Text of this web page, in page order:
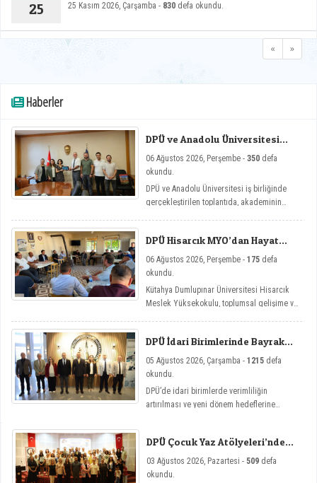
25 25 Kasım 2026, Çarşamba - 830 defa okundu.
« »
Haberler
DPÜ ve Anadolu Üniversitesi
Toplantısı
06 Ağustos 2026, Perşembe - 350 defa
okundu.
DPÜ ve Anadolu Üniversitesi iş birliğinde
gerçekleştirilen toplantıda, akademinin
DPÜ Hisarcık MYO’dan Hayat
06 Ağustos 2026, Perşembe - 175 defa
okundu.
Kütahya Dumlupınar Üniversitesi Hisarcık
Meslek Yüksekokulu, toplumsal gelişime ve
Sohbetler etkinlik serisi kapsamında dört
önemli söyleşiye imza attı.
DPÜ İdari Birimlerinde Bayrak
05 Ağustos 2026, Çarşamba - 1215 defa
okundu.
DPÜ’de idari birimlerde verimliliğin
artırılması ve yeni dönem hedeflerine
DPÜ Çocuk Yaz Atölyeleri’nde
03 Ağustos 2026, Pazartesi - 509 defa
okundu.